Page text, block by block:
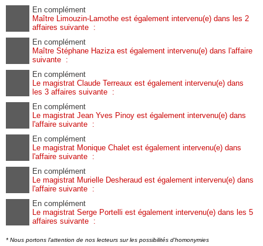
En complément
Maître Limouzin-Lamothe est également intervenu(e) dans les 2
affaires suivante :
En complément
Maître Stéphane Haziza est également intervenu(e) dans l'affaire
suivante :
En complément
Le magistrat Claude Terreaux est également intervenu(e) dans
les 3 affaires suivante :
En complément
Le magistrat Jean Yves Pinoy est également intervenu(e) dans
l'affaire suivante :
En complément
Le magistrat Monique Chalet est également intervenu(e) dans
l'affaire suivante :
En complément
Le magistrat Murielle Desheraud est également intervenu(e) dans
l'affaire suivante :
En complément
Le magistrat Serge Portelli est également intervenu(e) dans les 5
affaires suivante :
* Nous portons l'attention de nos lecteurs sur les possibilités d'homonymies